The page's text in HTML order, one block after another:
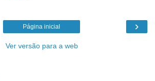
›
Página inicial
Ver versão para a web